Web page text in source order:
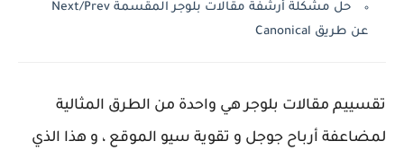
حل مشكلة أرشفة مقالات بلوجر المقسمة Next/Prev
عن طريق Canonical
تقسييم مقالات بلوجر هي واحدة من الطرق المثالية
لمضاعفة أرباح جوجل و تقوية سيو الموقع ، و هذا الذي